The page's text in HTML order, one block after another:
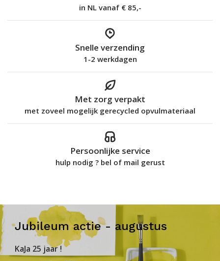
in NL vanaf € 85,-
Snelle verzending
1-2 werkdagen
Met zorg verpakt
met zoveel mogelijk gerecycled opvulmateriaal
Persoonlijke service
hulp nodig ? bel of mail gerust
Jubileum actie - augustus
KaJa 25 jaar !